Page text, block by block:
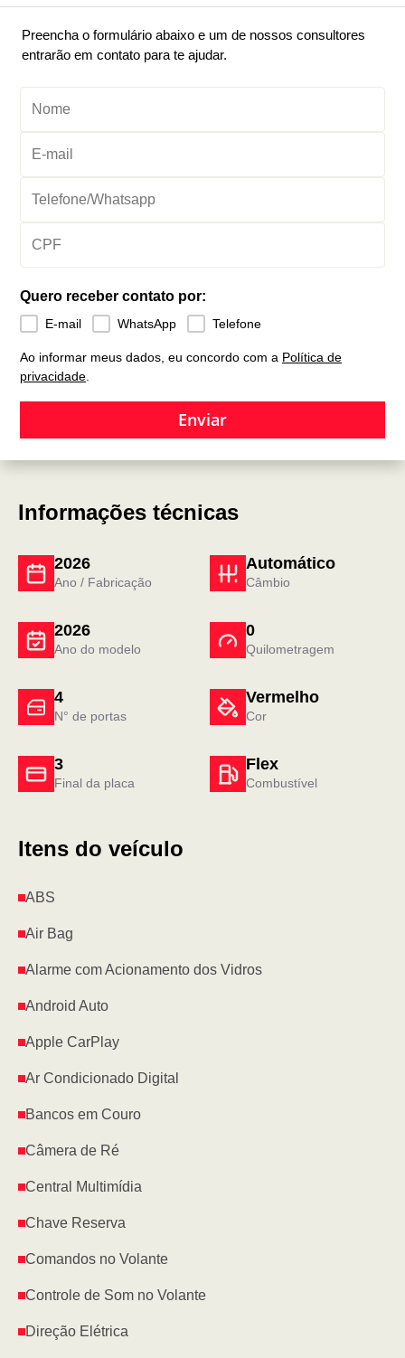
Preencha o formulário abaixo e um de nossos consultores
entrarão em contato para te ajudar.
Quero receber contato por:
E-mail WhatsApp Telefone
Ao informar meus dados, eu concordo com a Política de
privacidade.
Enviar
Informações técnicas
2026
Ano / Fabricação
Automático
Câmbio
4
N° de portas
Vermelho
Cor
2026
Ano do modelo
0
Quilometragem
3
Final da placa
Flex
Combustível
Itens do veículo
ABS
Air Bag
Alarme com Acionamento dos Vidros
Android Auto
Apple CarPlay
Ar Condicionado Digital
Bancos em Couro
Câmera de Ré
Central Multimídia
Chave Reserva
Comandos no Volante
Controle de Som no Volante
Direção Elétrica